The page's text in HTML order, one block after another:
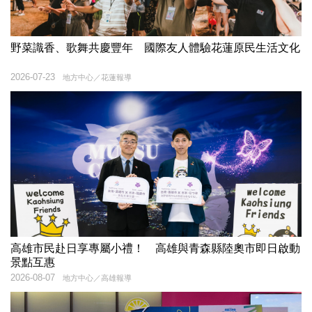
野菜識香、歌舞共慶豐年 國際友人體驗花蓮原民生活文化
地方中心／花蓮報導
2026-07-23
高雄市民赴日享專屬小禮！ 高雄與青森縣陸奧市即日啟動
景點互惠
地方中心／高雄報導
2026-08-07